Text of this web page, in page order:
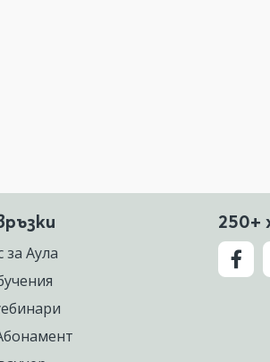
за Аула
250+